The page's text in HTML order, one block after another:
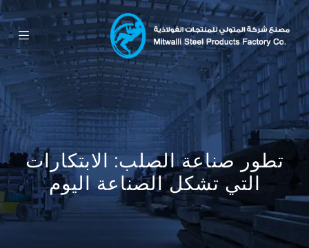
تطور صناعة الصلب: الابتكارات
التي تشكل الصناعة اليوم